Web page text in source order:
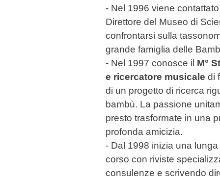
- Nel 1996 viene
Direttore del Museo di
confrontarsi sulla
grande famiglia delle
- Nel 1997 conosce il M°
e ricercatore musicale di
di un progetto di ricerca
bambù. La passione
presto trasformate in una
profonda amicizia.
- Dal 1998 inizia una
corso con riviste
consulenze e scrivendo